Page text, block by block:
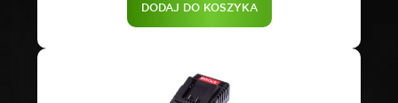
DODAJ DO KOSZYKA